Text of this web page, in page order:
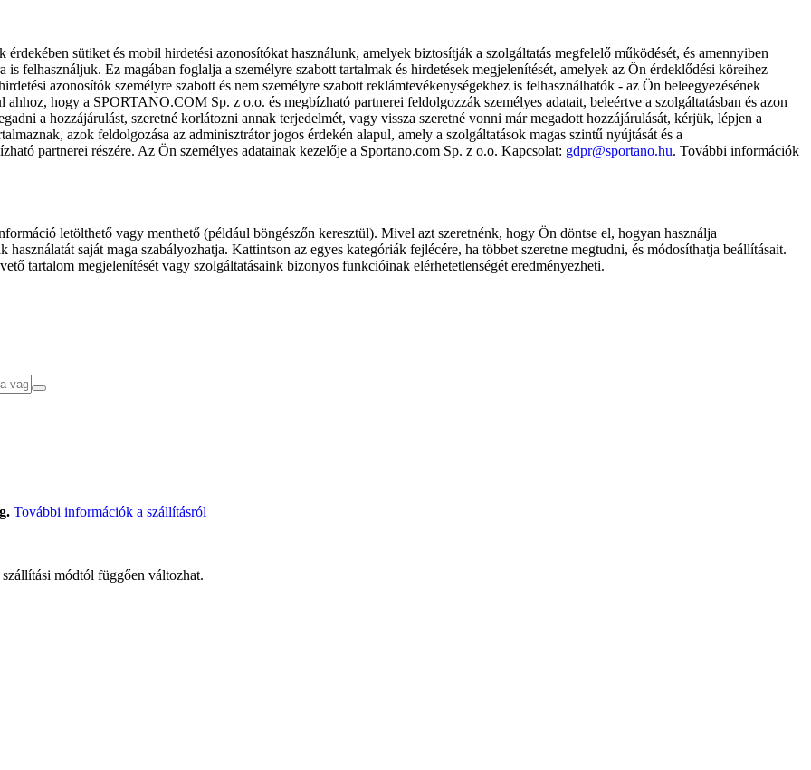
sütiket és mobil hirdetési azonosítókat használunk, amelyek biztosítják a szolgáltatás megfelelő működését, és amennyiben
is felhasználjuk. Ez magában foglalja a személyre szabott tartalmak és hirdetések megjelenítését, amelyek az Ön érdeklődési köreihez
azonosítók személyre szabott és nem személyre szabott reklámtevékenységekhez is felhasználhatók - az Ön beleegyezésének
hogy a SPORTANO.COM Sp. z o.o. és megbízható partnerei feldolgozzák személyes adatait, beleértve a szolgáltatásban és azon
a hozzájárulást, szeretné korlátozni annak terjedelmét, vagy vissza szeretné vonni már megadott hozzájárulását, kérjük, lépjen a
azok feldolgozása az adminisztrátor jogos érdekén alapul, amely a szolgáltatások magas szintű nyújtását és a
partnerei részére. Az Ön személyes adatainak kezelője a Sportano.com Sp. z o.o. Kapcsolat: gdpr@sportano.hu. További információk
letölthető vagy menthető (például böngészőn keresztül). Mivel azt szeretnénk, hogy Ön döntse el, hogyan használja
saját maga szabályozhatja. Kattintson az egyes kategóriák fejlécére, ha többet szeretne megtudni, és módosíthatja beállításait.
tartalom megjelenítését vagy szolgáltatásaink bizonyos funkcióinak elérhetetlenségét eredményezheti.
További információk a szállításról
módtól függően változhat.